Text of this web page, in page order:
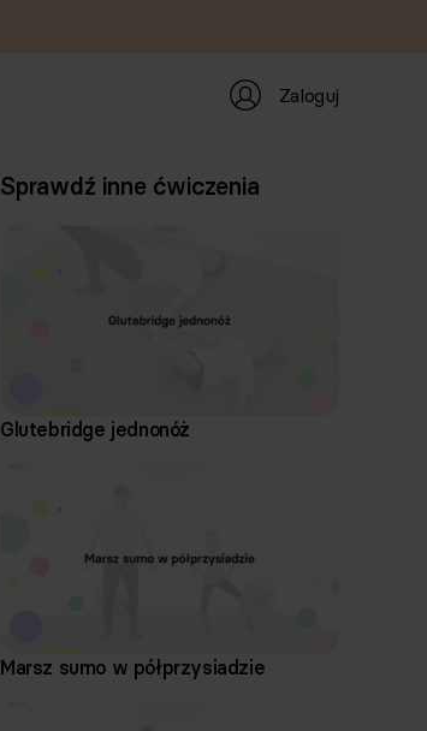
Zaloguj
Sprawdź inne ćwiczenia
Glutebridge jednonóż
Marsz sumo w półprzysiadzie